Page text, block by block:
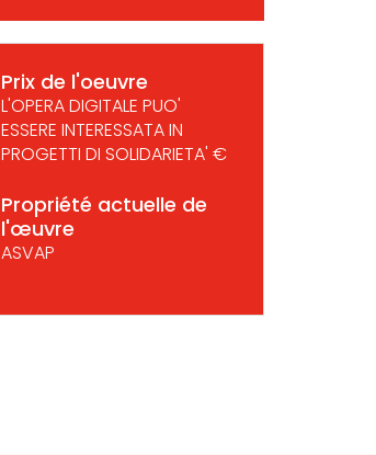
Prix de l'oeuvre
L'OPERA DIGITALE PUO'
ESSERE INTERESSATA IN
PROGETTI DI SOLIDARIETA' €
Propriété actuelle de
l'œuvre
ASVAP